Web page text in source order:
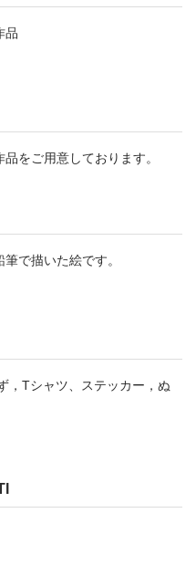
品
をご用意しております。
で描いた絵です。
，Tシャツ、ステッカー，ぬ